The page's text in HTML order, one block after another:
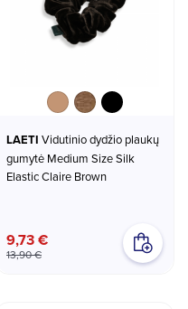
BeigeBrownBlack
LAETI
gumytė Medium Size Silk
Elastic Claire Brown
9,73 €
13,90 €